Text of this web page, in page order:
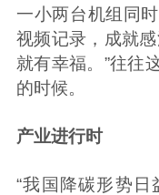
一小两台机组同
视频记录，成就
就有幸福。”往往
的时候。
产业进行时
“我国降碳形势